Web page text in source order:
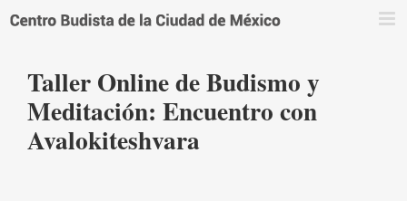
Taller Online de Budismo y
Meditación: Encuentro con
Avalokiteshvara